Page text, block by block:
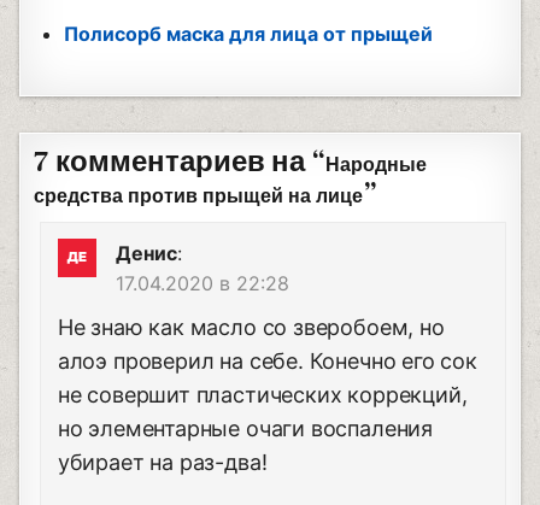
Полисорб маска для лица от прыщей
7 комментариев на “Народные
средства против прыщей на лице”
Денис:
17.04.2020 в 22:28
Не знаю как масло со зверобоем, но
алоэ проверил на себе. Конечно его сок
не совершит пластических коррекций,
но элементарные очаги воспаления
убирает на раз-два!